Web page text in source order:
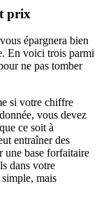
prix
épargnera bien
En voici trois parmi
ne pas tomber
si votre chiffre
vous devez
ce soit à
entraîner des
une base forfaitaire
dans votre
simple, mais